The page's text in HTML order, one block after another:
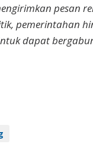
pesan
pemerintahan
dapat